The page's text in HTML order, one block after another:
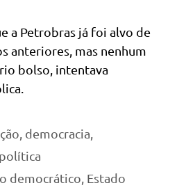
a Petrobras já foi alvo de
anteriores, mas nenhum
bolso, intentava
, democracia,
política
democrático, Estado